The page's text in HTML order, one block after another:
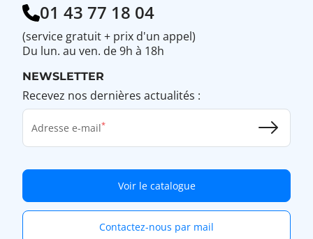
01 43 77 18 04
(service gratuit + prix d'un appel)
Du lun. au ven. de 9h à 18h
NEWSLETTER
Recevez nos dernières actualités :
Adresse e-mail
Voir le catalogue
Contactez-nous par mail